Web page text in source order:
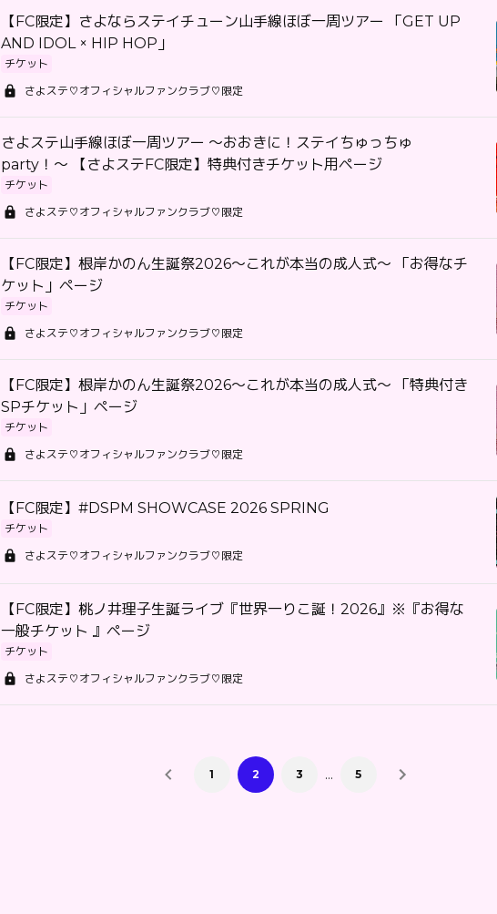
【FC限定】さよならステイチューン山手線ほぼ一周ツアー 「GET UP
AND IDOL × HIP HOP」
チケット
さよステ♡オフィシャルファンクラブ♡限定
さよステ山手線ほぼ一周ツアー 〜おおきに！ステイちゅっちゅ
party！〜 【さよステFC限定】特典付きチケット用ページ
チケット
さよステ♡オフィシャルファンクラブ♡限定
【FC限定】根岸かのん生誕祭2026〜これが本当の成人式〜 「お得なチ
ケット」ページ
チケット
さよステ♡オフィシャルファンクラブ♡限定
【FC限定】根岸かのん生誕祭2026〜これが本当の成人式〜 「特典付き
SPチケット」ページ
チケット
さよステ♡オフィシャルファンクラブ♡限定
【FC限定】#DSPM SHOWCASE 2026 SPRING
チケット
さよステ♡オフィシャルファンクラブ♡限定
【FC限定】桃ノ井理子生誕ライブ『世界一りこ誕！2026』※『お得な
一般チケット 』ページ
チケット
さよステ♡オフィシャルファンクラブ♡限定
1 2 3 … 5